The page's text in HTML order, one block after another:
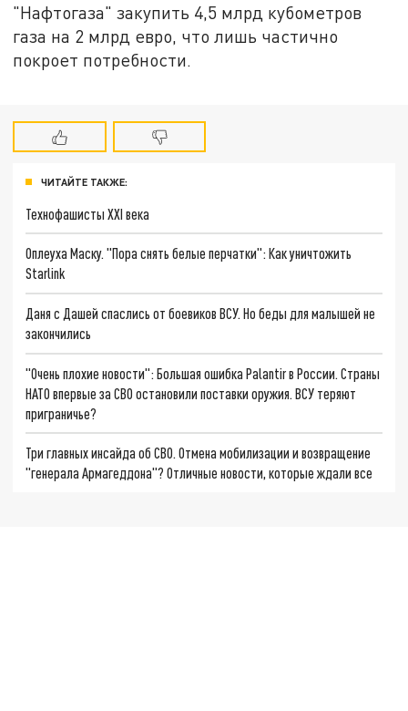
"Нафтогаза" закупить 4,5 млрд кубометров
газа на 2 млрд евро, что лишь частично
покроет потребности.
ЧИТАЙТЕ ТАКЖЕ:
Технофашисты XXI века
Оплеуха Маску. "Пора снять белые перчатки": Как уничтожить
Starlink
Даня с Дашей спаслись от боевиков ВСУ. Но беды для малышей не
закончились
"Очень плохие новости": Большая ошибка Palantir в России. Страны
НАТО впервые за СВО остановили поставки оружия. ВСУ теряют
приграничье?
Три главных инсайда об СВО. Отмена мобилизации и возвращение
"генерала Армагеддона"? Отличные новости, которые ждали все